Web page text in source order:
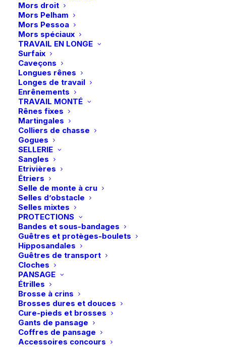
Mors droit
Mors Pelham
Mors Pessoa
Mors spéciaux
TRAVAIL EN LONGE
Surfaix
Caveçons
Longues rênes
Longes de travail
Enrênements
TRAVAIL MONTÉ
Rênes fixes
Martingales
Colliers de chasse
Gogues
SELLERIE
Sangles
Etrivières
Étriers
Selle de monte à cru
Selles d’obstacle
Selles mixtes
PROTECTIONS
Bandes et sous-bandages
Guêtres et protèges-boulets
Hipposandales
Guêtres de transport
Cloches
PANSAGE
Étrilles
Brosse à crins
Brosses dures et douces
Cure-pieds et brosses
Gants de pansage
Coffres de pansage
Accessoires concours
Ungula
|
Onguent
Sport+
-
Hiver/Mi-
Saison
Livraison gratuite à partir de 99 euros
Échange gratuit pendant 14 jours
Retrait gratuit en magasin
Paiement rapide et sécurisé
Description
Détails
Vous aimerez peut-être aussi